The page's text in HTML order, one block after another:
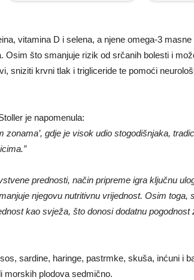
vitamina D i selena, a njene omega-3
Osim što smanjuje rizik od srčanih bolesti i
sniziti krvni tlak i trigliceride te pomoći
je napomenula:
zonama’, gdje je visok udio stogodišnjaka,
prednosti, način pripreme igra ključnu
njegovu nutritivnu vrijednost. Osim toga,
kao svježa, što donosi dodatnu pogodnost
sardine, haringe, pastrmke, skuša, inćuni i
morskih plodova sedmično.